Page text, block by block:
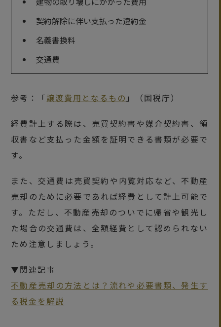
契約解除に伴い支払った違約金
名義書換料
交通費
参考：「譲渡費用となるもの 」（国税庁）
経費計上する際は、売買契約書や媒介契約書、領
収書など支払った金額を証明できる書類が必要で
す。
また、交通費は売買契約や内覧対応など、不動産
売却のために必要であれば経費として計上可能で
す。ただし、不動産売却のついでに帰省や観光し
た場合の交通費は、全額経費として認められない
ため注意しましょう。
▼関連記事
不動産売却の方法とは？流れや必要書類、発生す
る税金を解説